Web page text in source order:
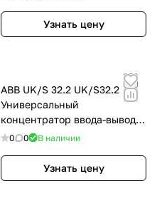
Узнать цену
ABB UK/S 32.2 UK/S32.2
Универсальный
концентратор ввода-вывода,
32-канальный, MDRC
0 0 В наличии
Узнать цену